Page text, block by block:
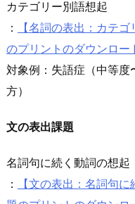
カテゴリー別語想起
：
【名詞の表出：カテ
のプリントのダウンロー
対象例：失語症（中等度
方）
文の表出課題
名詞句に続く動詞の想起
：
【文の表出：名詞句